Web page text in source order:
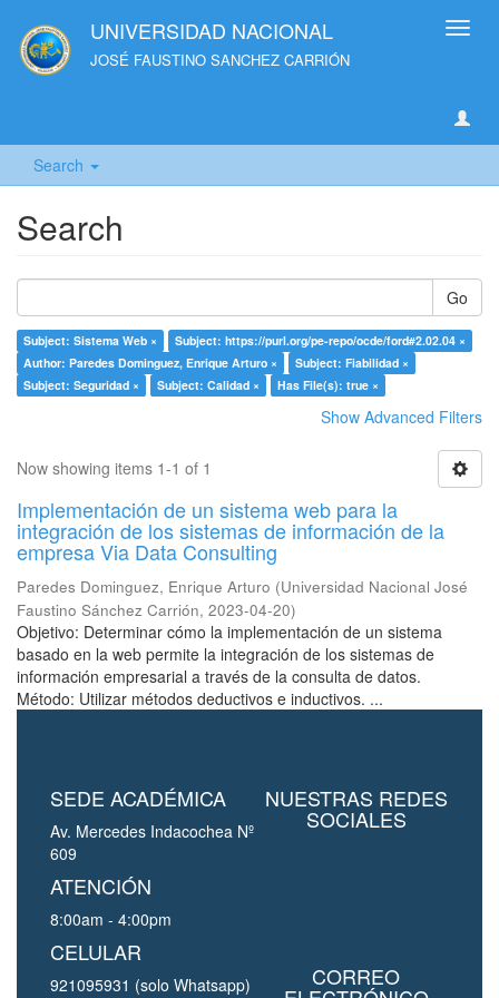
UNIVERSIDAD NACIONAL
JOSÉ FAUSTINO SANCHEZ CARRIÓN
Search
Search
Go
Subject: Sistema Web ×
Subject: https://purl.org/pe-repo/ocde/ford#2.02.04 ×
Author: Paredes Dominguez, Enrique Arturo ×
Subject: Fiabilidad ×
Subject: Seguridad ×
Subject: Calidad × Has File(s): true ×
Show Advanced Filters
Now showing items 1-1 of 1
Implementación de un sistema web para la
integración de los sistemas de información de la
empresa Via Data Consulting
Paredes Dominguez, Enrique Arturo (Universidad Nacional José
Faustino Sánchez Carrión, 2023-04-20)
Objetivo: Determinar cómo la implementación de un sistema
basado en la web permite la integración de los sistemas de
información empresarial a través de la consulta de datos.
Método: Utilizar métodos deductivos e inductivos. ...
SEDE ACADÉMICA
Av. Mercedes Indacochea Nº
609
ATENCIÓN
8:00am - 4:00pm
CELULAR
921095931 (solo Whatsapp)
NUESTRAS REDES
SOCIALES
CORREO